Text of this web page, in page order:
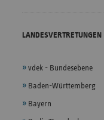
LANDESVERTRETUNGEN
vdek - Bundesebene
Baden-Württemberg
Bayern